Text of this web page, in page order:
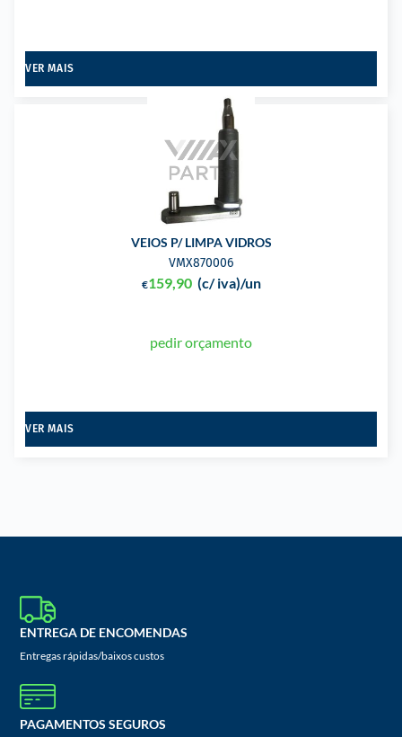
VER MAIS
VEIOS P/ LIMPA VIDROS
VMX870006
€159,90 (c/ iva)/un
pedir orçamento
VER MAIS
ENTREGA DE ENCOMENDAS
Entregas rápidas/baixos custos
PAGAMENTOS SEGUROS